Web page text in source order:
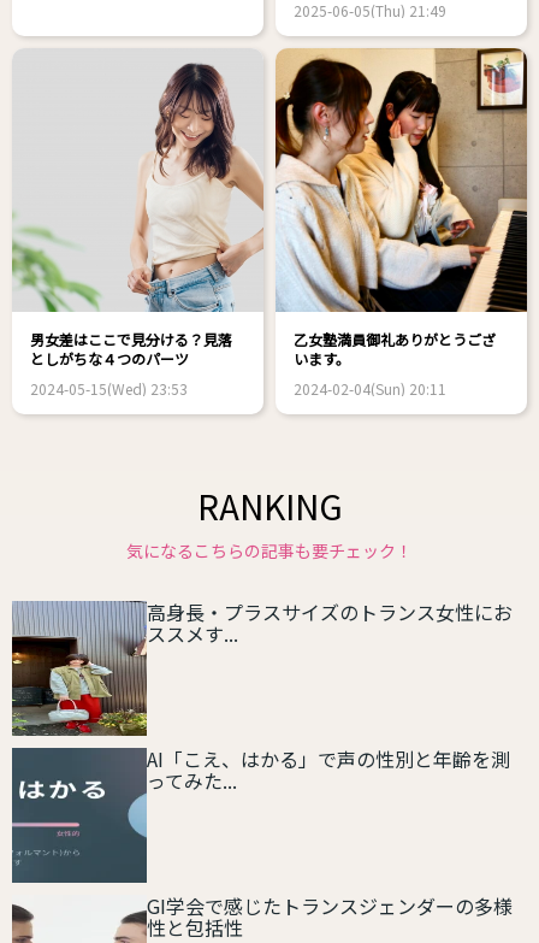
2025-06-05(Thu) 21:49
男女差はここで見分ける？見落
としがちな４つのパーツ
2024-05-15(Wed) 23:53
乙女塾満員御礼ありがとうござ
います。
2024-02-04(Sun) 20:11
RANKING
気になるこちらの記事も要チェック！
高身長・プラスサイズのトランス女性にお
ススメす...
AI「こえ、はかる」で声の性別と年齢を測
ってみた...
GI学会で感じたトランスジェンダーの多様
性と包括性